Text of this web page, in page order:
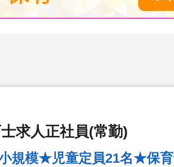
求人正社員(常勤)
規模★児童定員21名★保